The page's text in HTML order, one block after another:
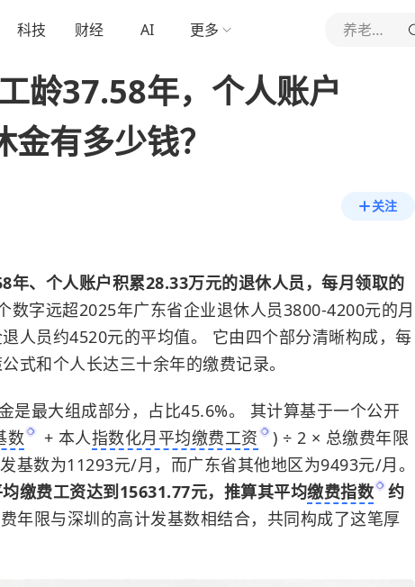
科技 财经 AI 更多 养老百事通
龄37.58年，个人账户
有多少钱？
关注
年、个人账户积累28.33万元的退休人员，每月领取的
数字远超2025年广东省企业退休人员3800-4200元的月
人员约4520元的平均值。 它由四个部分清晰构成，每
式和个人长达三十余年的缴费记录。
是最大组成部分，占比45.6%。 其计算基于一个公开
数 + 本人指数化月平均缴费工资
) ÷ 2 × 总缴费年限
基数为11293元/月，而广东省其他地区为9493元/月。
缴费工资达到15631.77元，推算其平均缴费指数
约
年限与深圳的高计发基数相结合，共同构成了这笔厚